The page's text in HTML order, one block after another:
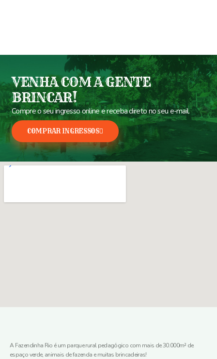
VENHA COM A GENTE
BRINCAR!
Compre o seu ingresso online e receba direto no seu e-mail.
COMPRAR INGRESSOS
A Fazendinha Rio é um parque rural pedagógico com mais de 30.000m² de
espaço verde, animais de fazenda e muitas brincadeiras!